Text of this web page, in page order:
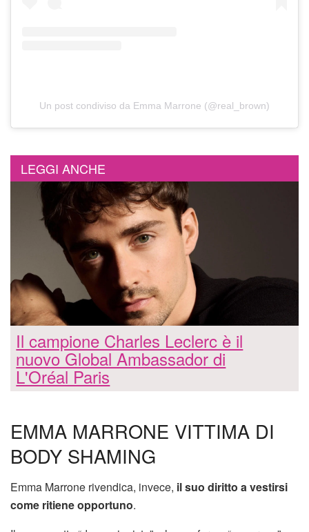
Un post condiviso da Emma Marrone (@real_brown)
LEGGI ANCHE
Il campione Charles Leclerc è il
nuovo Global Ambassador di
L'Oréal Paris
EMMA MARRONE VITTIMA DI
BODY SHAMING
Emma Marrone rivendica, invece, il suo diritto a vestirsi
come ritiene opportuno.